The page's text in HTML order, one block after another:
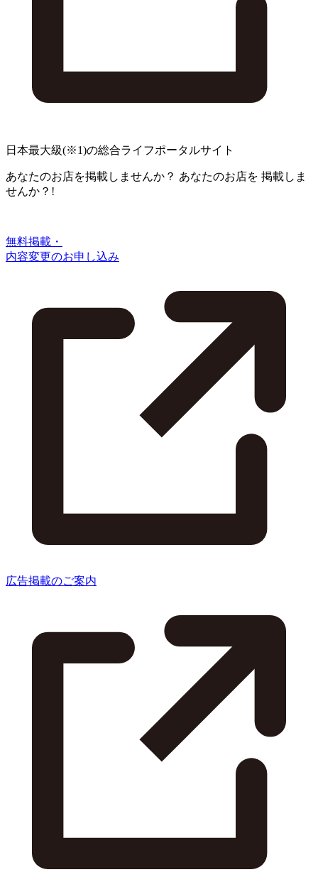
日本最大級(※1)の総合ライフポータルサイト
あなたのお店を掲載しませんか？ あなたのお店を 掲載しま
せんか？!
無料掲載・
内容変更のお申し込み
広告掲載のご案内